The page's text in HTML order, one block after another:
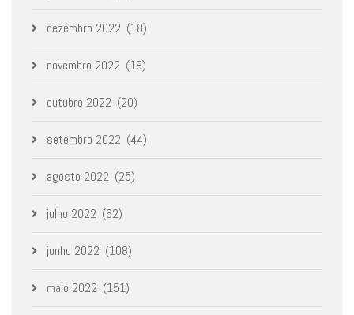
dezembro 2022 (18)
novembro 2022 (18)
outubro 2022 (20)
setembro 2022 (44)
agosto 2022 (25)
julho 2022 (62)
junho 2022 (108)
maio 2022 (151)